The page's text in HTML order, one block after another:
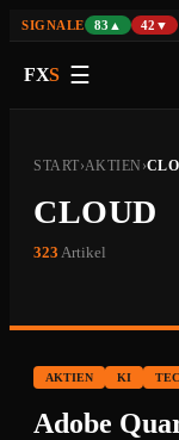
SIGNALE 83▲ 42▼
NAS10029.742,21
FXS ☰
START›AKTIEN ›
CLOUD
323 Artikel
AKTIEN KI
Adobe